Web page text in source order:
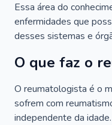
Essa área do
enfermidades que
desses sistemas e
O que faz o
O reumatologista é o
sofrem com
independente da